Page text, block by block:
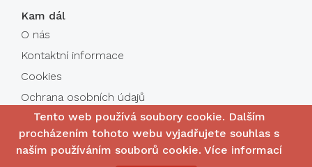
Kam dál
O nás
Kontaktní informace
Cookies
Ochrana osobních údajů
Tento web používá soubory cookie. Dalším
procházením tohoto webu vyjadřujete souhlas s
naším používáním souborů cookie. Více informací